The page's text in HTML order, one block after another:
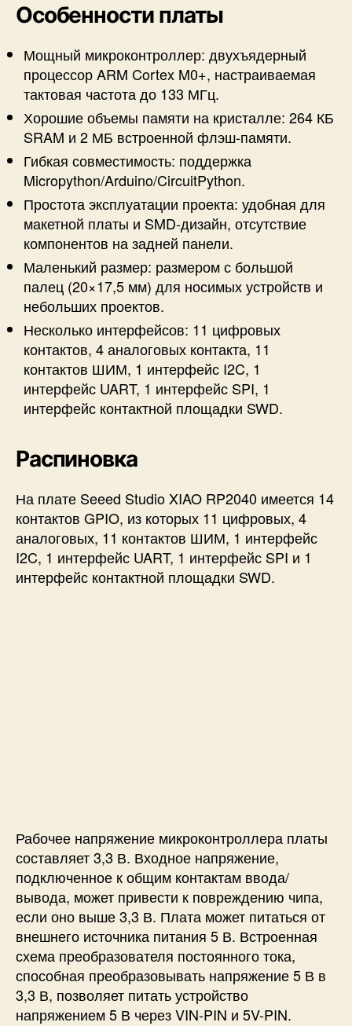
Особенности платы
Мощный микроконтроллер: двухъядерный
процессор ARM Cortex M0+, настраиваемая
тактовая частота до 133 МГц.
Хорошие объемы памяти на кристалле: 264 КБ
SRAM и 2 МБ встроенной флэш-памяти.
Гибкая совместимость: поддержка
Micropython/Arduino/CircuitPython.
Простота эксплуатации проекта: удобная для
макетной платы и SMD-дизайн, отсутствие
компонентов на задней панели.
Маленький размер: размером с большой
палец (20×17,5 мм) для носимых устройств и
небольших проектов.
Несколько интерфейсов: 11 цифровых
контактов, 4 аналоговых контакта, 11
контактов ШИМ, 1 интерфейс I2C, 1
интерфейс UART, 1 интерфейс SPI, 1
интерфейс контактной площадки SWD.
Распиновка
На плате Seeed Studio XIAO RP2040 имеется 14
контактов GPIO, из которых 11 цифровых, 4
аналоговых, 11 контактов ШИМ, 1 интерфейс
I2C, 1 интерфейс UART, 1 интерфейс SPI и 1
интерфейс контактной площадки SWD.
Рабочее напряжение микроконтроллера платы
составляет 3,3 В. Входное напряжение,
подключенное к общим контактам ввода/
вывода, может привести к повреждению чипа,
если оно выше 3,3 В. Плата может питаться от
внешнего источника питания 5 В. Встроенная
схема преобразователя постоянного тока,
способная преобразовывать напряжение 5 В в
3,3 В, позволяет питать устройство
напряжением 5 В через VIN-PIN и 5V-PIN.